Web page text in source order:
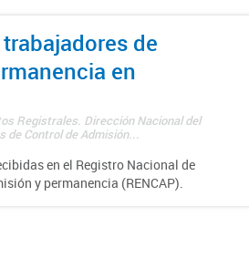
de
en
Registrales. Dirección Nacional del
de Control de Admisión...
en el Registro Nacional de
y permanencia (RENCAP).